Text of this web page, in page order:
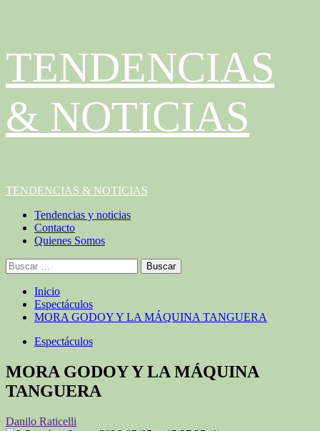
al
contenido
TENDENCIAS
& NOTICIAS
Menú
TENDENCIAS & NOTICIAS
Tendencias y noticias
Contacto
Quienes Somos
Buscar:
Inicio
Espectáculos
MORA GODOY Y LA MÁQUINA TANGUERA
Espectáculos
MORA GODOY Y LA MÁQUINA
TANGUERA
Danilo Raticelli